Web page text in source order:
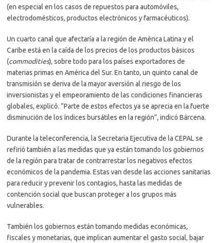
(en especial en los casos de repuestos para automóviles,
electrodomésticos, productos electrónicos y farmacéuticos).
Un cuarto canal que afectaría a la región de América Latina y el
Caribe está en la caída de los precios de los productos básicos
(commodities), sobre todo para los países exportadores de
materias primas en América del Sur. En tanto, un quinto canal de
transmisión se deriva de la mayor aversión al riesgo de los
inversionistas y el empeoramiento de las condiciones financieras
globales, explicó. “Parte de estos efectos ya se aprecia en la fuerte
disminución de los índices bursátiles en la región”, indicó Bárcena.
Durante la teleconferencia, la Secretaria Ejecutiva de la CEPAL se
refirió también a las medidas que ya están tomando los gobiernos
de la región para tratar de contrarrestar los negativos efectos
económicos de la pandemia. Estas van desde las acciones sanitarias
para reducir y prevenir los contagios, hasta las medidas de
contención social que buscan proteger a los grupos más
vulnerables.
También los gobiernos están tomando medidas económicas,
fiscales y monetarias, que implican aumentar el gasto social, bajar